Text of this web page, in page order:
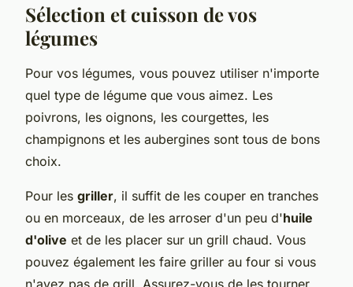
Sélection et cuisson de vos
légumes
Pour vos légumes, vous pouvez utiliser n'importe
quel type de légume que vous aimez. Les
poivrons, les oignons, les courgettes, les
champignons et les aubergines sont tous de bons
choix.
Pour les griller, il suffit de les couper en tranches
ou en morceaux, de les arroser d'un peu d'huile
d'olive et de les placer sur un grill chaud. Vous
pouvez également les faire griller au four si vous
n'avez pas de grill. Assurez-vous de les tourner